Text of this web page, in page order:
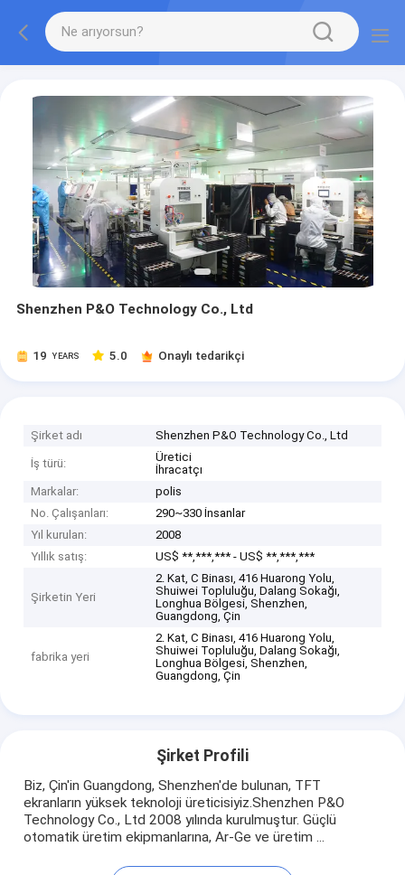
Shenzhen P&O Technology Co., Ltd
19 YEARS 5.0 Onaylı tedarikçi
Şirket adı Shenzhen P&O Technology Co., Ltd
İş türü:
Üretici
İhracatçı
Markalar:
polis
No. Çalışanları:
290~330 İnsanlar
Yıl kurulan:
2008
Yıllık satış:
US$ **,***,*** - US$ **,***,***
Şirketin Yeri
2. Kat, C Binası, 416 Huarong Yolu,
Shuiwei Topluluğu, Dalang Sokağı,
Longhua Bölgesi, Shenzhen,
Guangdong, Çin
fabrika yeri
2. Kat, C Binası, 416 Huarong Yolu,
Shuiwei Topluluğu, Dalang Sokağı,
Longhua Bölgesi, Shenzhen,
Guangdong, Çin
Şirket Profili
Biz, Çin'in Guangdong, Shenzhen'de bulunan, TFT
ekranların yüksek teknoloji üreticisiyiz.Shenzhen P&O
Technology Co., Ltd 2008 yılında kurulmuştur. Güçlü
otomatik üretim ekipmanlarına, Ar-Ge ve üretim ...